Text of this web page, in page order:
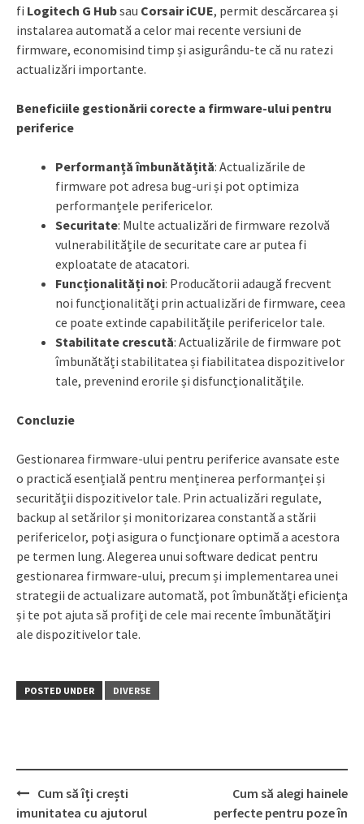
fi Logitech G Hubsau Corsair iCUE, permit descărcarea și
instalarea automată a celor mai recente versiuni de
firmware, economisind timp și asigurându-te că nu ratezi
actualizări importante.
Beneficiile gestionării corecte a firmware-ului pentru
periferice
Performanță îmbunătățită: Actualizările de
firmware pot adresa bug-uri și pot optimiza
performanțele perifericelor.
Securitate: Multe actualizări de firmware rezolvă
vulnerabilitățile de securitate care ar putea fi
exploatate de atacatori.
Funcționalități noi: Producătorii adaugă frecvent
noi funcționalități prin actualizări de firmware, ceea
ce poate extinde capabilitățile perifericelor tale.
Stabilitate crescută: Actualizările de firmware pot
îmbunătăți stabilitatea și fiabilitatea dispozitivelor
tale, prevenind erorile și disfuncționalitățile.
Concluzie
Gestionarea firmware-ului pentru periferice avansate este
o practică esențială pentru menținerea performanței și
securității dispozitivelor tale. Prin actualizări regulate,
backup al setărilor și monitorizarea constantă a stării
perifericelor, poți asigura o funcționare optimă a acestora
pe termen lung. Alegerea unui software dedicat pentru
gestionarea firmware-ului, precum și implementarea unei
strategii de actualizare automată, pot îmbunătăți eficiența
și te pot ajuta să profiți de cele mai recente îmbunătățiri
ale dispozitivelor tale.
POSTED UNDER DIVERSE
Post
navigation
Cum să îți crești
imunitatea cu ajutorul
Cum să alegi hainele
perfecte pentru poze în